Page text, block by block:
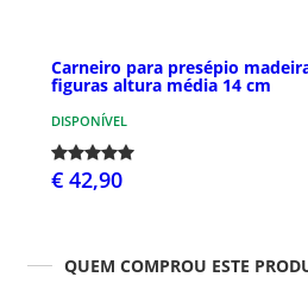
Carneiro para presépio
figuras altura média 14 cm
DISPONÍVEL
€ 42,90
QUEM COMPROU ESTE